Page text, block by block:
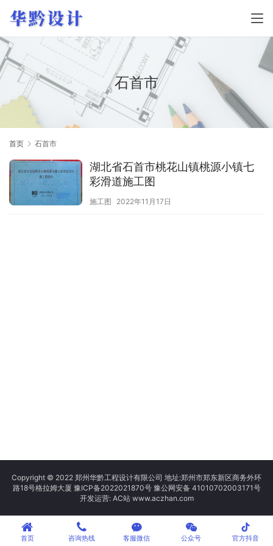
石首市
首页 石首市
湖北省石首市桃花山镇桃源小镇七
彩滑道施工图
施工图 2022年11月17日
Copyright © 2022 郑州华黔工程设计有限公司 地址:郑州市郑东新区商务外环
路18号格拉姆大厦 豫ICP备2022021870号 豫公网安备 41010702003171号
开发运营: AC站 www.aczhan.com
首页 咨询热线 客服微信 公众号
tiktok
官方抖音